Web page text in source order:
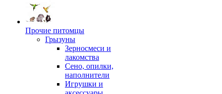
Прочие питомцы
Грызуны
Зерносмеси и
лакомства
Сено, опилки,
наполнители
Игрушки и